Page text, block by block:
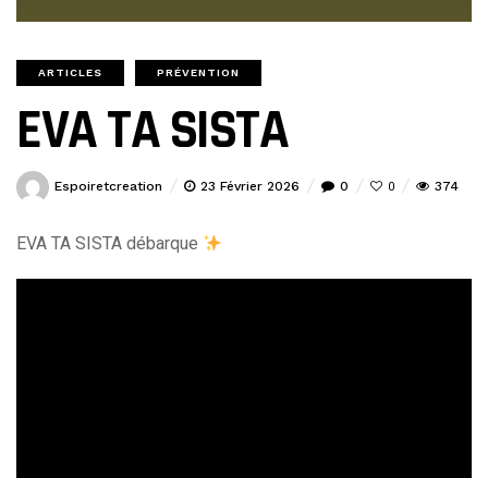
ARTICLES PRÉVENTION
EVA TA SISTA
Espoiretcreation 23 Février 2026 0 0 374
EVA TA SISTA débarque